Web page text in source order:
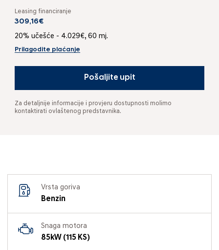
Leasing financiranje
309,16€
20% učešće - 4.029€, 60 mj.
Prilagodite plaćanje
Pošaljite upit
Za detaljnije informacije i provjeru dostupnosti molimo
kontaktirati ovlaštenog predstavnika.
Vrsta goriva
Benzin
Snaga motora
85kW (115 KS)